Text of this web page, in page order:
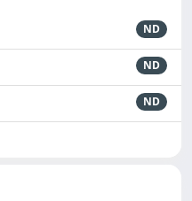
ND
ND
ND